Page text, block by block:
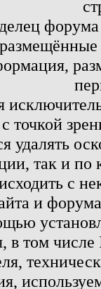
точкой
удалять
так и по
с
и
в том